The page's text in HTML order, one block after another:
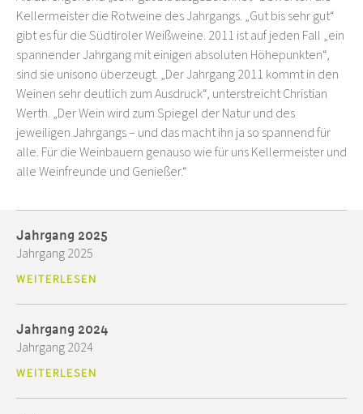
Kellermeister die Rotweine des Jahrgangs. „Gut bis sehr gut“
gibt es für die Südtiroler Weißweine. 2011 ist auf jeden Fall „ein
spannender Jahrgang mit einigen absoluten Höhepunkten“,
sind sie unisono überzeugt. „Der Jahrgang 2011 kommt in den
Weinen sehr deutlich zum Ausdruck“, unterstreicht Christian
Werth. „Der Wein wird zum Spiegel der Natur und des
jeweiligen Jahrgangs – und das macht ihn ja so spannend für
alle. Für die Weinbauern genauso wie für uns Kellermeister und
alle Weinfreunde und Genießer.“
Jahrgang 2025
Jahrgang 2025
WEITERLESEN
Jahrgang 2024
Jahrgang 2024
WEITERLESEN